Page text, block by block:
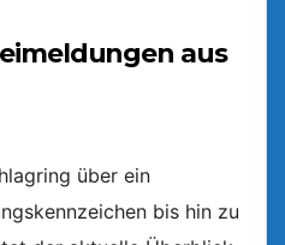
aus
über ein
bis hin zu